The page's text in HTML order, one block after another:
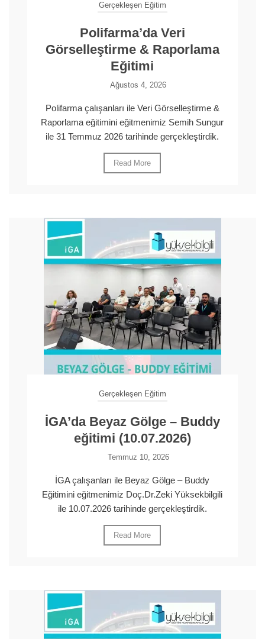
Gerçekleşen Eğitim
Polifarma’da Veri
Görselleştirme & Raporlama
Eğitimi
Ağustos 4, 2026
Polifarma çalışanları ile Veri Görselleştirme &
Raporlama eğitimini eğitmenimiz Semih Sungur
ile 31 Temmuz 2026 tarihinde gerçekleştirdik.
Read More
Gerçekleşen Eğitim
İGA’da Beyaz Gölge – Buddy
eğitimi (10.07.2026)
Temmuz 10, 2026
İGA çalışanları ile Beyaz Gölge – Buddy
Eğitimini eğitmenimiz Doç.Dr.Zeki Yüksekbilgili
ile 10.07.2026 tarihinde gerçekleştirdik.
Read More